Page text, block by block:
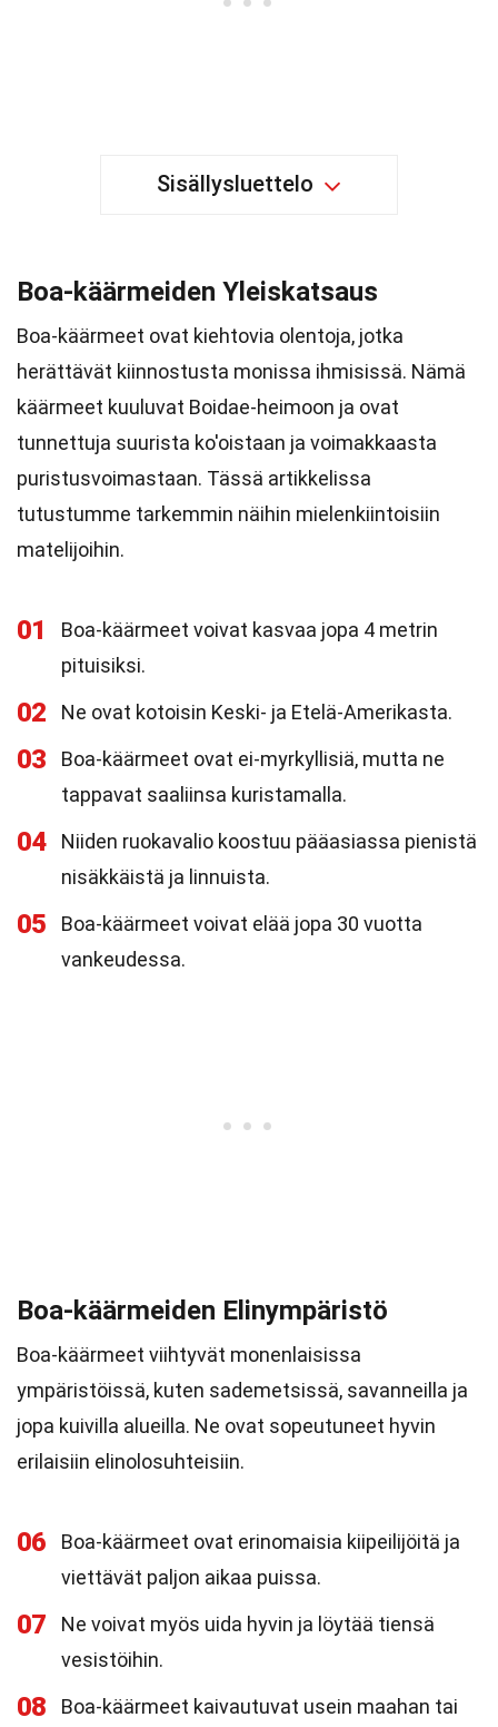
Sisällysluettelo
Boa-käärmeiden Yleiskatsaus
Boa-käärmeet ovat kiehtovia olentoja, jotka
herättävät kiinnostusta monissa ihmisissä. Nämä
käärmeet kuuluvat Boidae-heimoon ja ovat
tunnettuja suurista ko'oistaan ja voimakkaasta
puristusvoimastaan. Tässä artikkelissa
tutustumme tarkemmin näihin mielenkiintoisiin
matelijoihin.
01
Boa-käärmeet voivat kasvaa jopa 4 metrin
pituisiksi.
02 Ne ovat kotoisin Keski- ja Etelä-Amerikasta.
03
Boa-käärmeet ovat ei-myrkyllisiä, mutta ne
tappavat saaliinsa kuristamalla.
04
Niiden ruokavalio koostuu pääasiassa pienistä
nisäkkäistä ja linnuista.
05
Boa-käärmeet voivat elää jopa 30 vuotta
vankeudessa.
Boa-käärmeiden Elinympäristö
Boa-käärmeet viihtyvät monenlaisissa
ympäristöissä, kuten sademetsissä, savanneilla ja
jopa kuivilla alueilla. Ne ovat sopeutuneet hyvin
erilaisiin elinolosuhteisiin.
06
Boa-käärmeet ovat erinomaisia kiipeilijöitä ja
viettävät paljon aikaa puissa.
07
Ne voivat myös uida hyvin ja löytää tiensä
vesistöihin.
08
Boa-käärmeet kaivautuvat usein maahan tai